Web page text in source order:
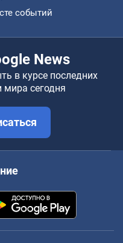
событий
News
в курсе последних
мира сегодня